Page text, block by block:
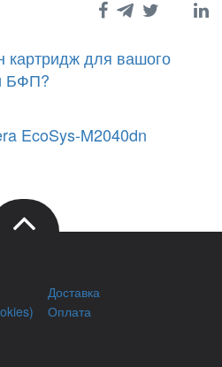
картридж для вашого
БФП?
EcoSys-M2040dn
Доставка
Оплата